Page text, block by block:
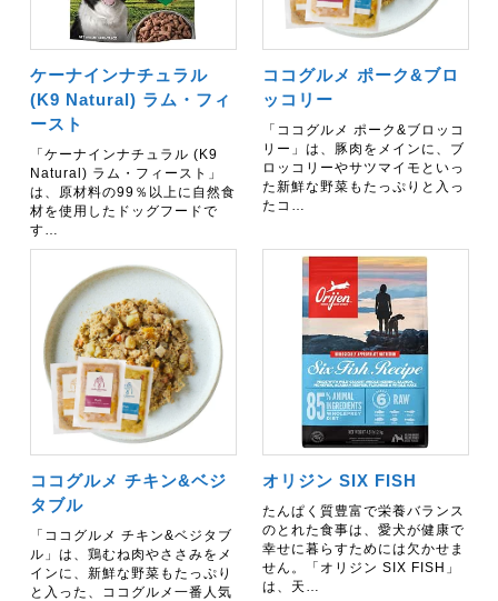
ケーナインナチュラル
(K9 Natural) ラム・フィ
ースト
「ケーナインナチュラル (K9
Natural) ラム・フィースト」
は、原材料の99％以上に自然食
材を使用したドッグフードで
す…
ココグルメ ポーク&ブロ
ッコリー
「ココグルメ ポーク&ブロッコ
リー」は、豚肉をメインに、ブ
ロッコリーやサツマイモといっ
た新鮮な野菜もたっぷりと入っ
たコ…
ココグルメ チキン&ベジ
タブル
「ココグルメ チキン&ベジタブ
ル」は、鶏むね肉やささみをメ
インに、新鮮な野菜もたっぷり
と入った、ココグルメ一番人気
オリジン SIX FISH
たんぱく質豊富で栄養バランス
のとれた食事は、愛犬が健康で
幸せに暮らすためには欠かせま
せん。「オリジン SIX FISH」
は、天…